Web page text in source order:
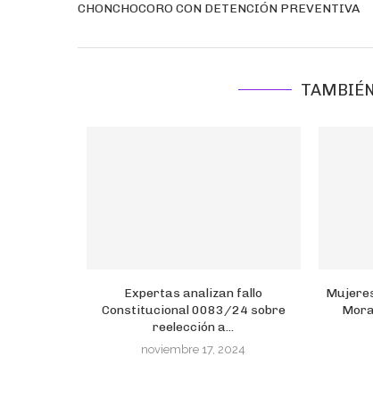
CHONCHOCORO CON DETENCIÓN PREVENTIVA
Expertas analizan fallo
Constitucional 0083/24 sobre
reelección a...
noviembre 17, 2024